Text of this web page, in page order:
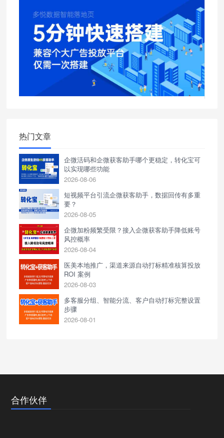
热门文章
企微活码和企微获客助手哪个更稳定，转化宝可
以实现哪些功能
2026-08-06
短视频平台引流企微获客助手，数据回传有多重
要？
2026-08-05
企微加粉频繁受限？接入企微获客助手降低账号
风控概率
2026-08-04
医美本地推广，渠道来源自动打标精准核算投放
ROI 案例
2026-08-03
多客服分组、智能分流、客户自动打标完整设置
步骤
2026-08-01
合作伙伴